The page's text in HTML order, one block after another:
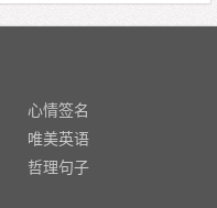
心情签名
唯美英语
哲理句子